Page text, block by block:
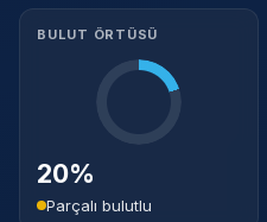
BULUT ÖRTÜSÜ
20%
Parçalı bulutlu